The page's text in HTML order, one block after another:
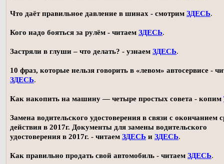
Что даёт правильное давление в шинах - смотрим ЗДЕСЬ.
Кого надо бояться за рулём - читаем ЗДЕСЬ.
Застряли в глуши – что делать? - узнаем ЗДЕСЬ.
10 фраз, которые нельзя говорить в «левом» автосервисе -
ЗДЕСЬ.
Как накопить на машину — четыре простых совета - копим
Замена водительского удостоверения в связи с окончанием
действия в 2017г. Документы для замены водительского
удостоверения в 2017г. - читаем ЗДЕСЬ и ЗДЕСЬ.
Как правильно продать свой автомобиль - читаем ЗДЕСЬ.